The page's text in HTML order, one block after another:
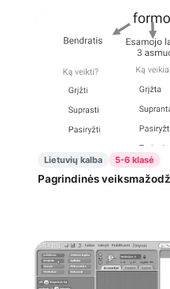
Lietuvių kalba 5-6 klasė
Pagrindinės